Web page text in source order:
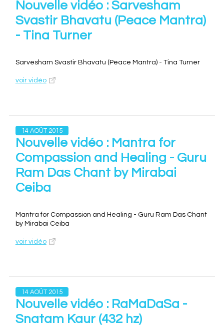
Nouvelle vidéo : Sarvesham
Svastir Bhavatu (Peace Mantra)
- Tina Turner
Sarvesham Svastir Bhavatu (Peace Mantra) - Tina Turner
voir vidéo
14 AOÛT 2015
Nouvelle vidéo : Mantra for
Compassion and Healing - Guru
Ram Das Chant by Mirabai
Ceiba
Mantra for Compassion and Healing - Guru Ram Das Chant
by Mirabai Ceiba
voir vidéo
14 AOÛT 2015
Nouvelle vidéo : RaMaDaSa -
Snatam Kaur (432 hz)